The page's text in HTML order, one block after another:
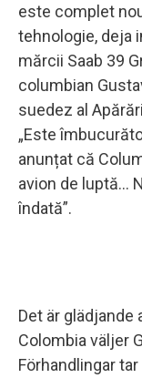
este complet
tehnologie, deja
mărcii Saab 39
columbian
suedez al
„Este
anunțat că
avion de luptă...
îndată”.
Det är
Colombia väljer
Förhandlingar